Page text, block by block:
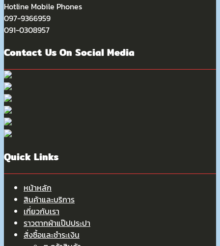
Hotline Mobile Phones
097-9366959
091-0308957
Contact Us On Social Media
Quick Links
หน้าหลัก
สินค้าและบริการ
เกี่ยวกับเรา
ราวตากผ้าแป๊ปประปา
สั่งซื้อและชำระเงิน